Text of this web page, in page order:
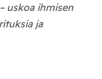
uskoa ihmisen
ja